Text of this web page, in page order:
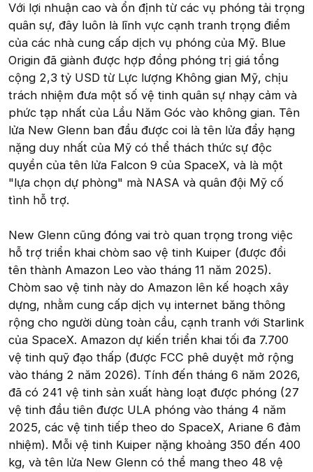
Với lợi nhuận cao và ổn định từ các vụ phóng tải trọng
quân sự, đây luôn là lĩnh vực cạnh tranh trọng điểm
của các nhà cung cấp dịch vụ phóng của Mỹ. Blue
Origin đã giành được hợp đồng phóng trị giá tổng
cộng 2,3 tỷ USD từ Lực lượng Không gian Mỹ, chịu
trách nhiệm đưa một số vệ tinh quân sự nhạy cảm và
phức tạp nhất của Lầu Năm Góc vào không gian. Tên
lửa New Glenn ban đầu được coi là tên lửa đẩy hạng
nặng duy nhất của Mỹ có thể thách thức sự độc
quyền của tên lửa Falcon 9 của SpaceX, và là một
"lựa chọn dự phòng" mà NASA và quân đội Mỹ cố
tình hỗ trợ.
New Glenn cũng đóng vai trò quan trọng trong việc
hỗ trợ triển khai chòm sao vệ tinh Kuiper (được đổi
tên thành Amazon Leo vào tháng 11 năm 2025).
Chòm sao vệ tinh này do Amazon lên kế hoạch xây
dựng, nhằm cung cấp dịch vụ internet băng thông
rộng cho người dùng toàn cầu, cạnh tranh với Starlink
của SpaceX. Amazon dự kiến triển khai tối đa 7.700
vệ tinh quỹ đạo thấp (được FCC phê duyệt mở rộng
vào tháng 2 năm 2026). Tính đến tháng 6 năm 2026,
đã có 241 vệ tinh sản xuất hàng loạt được phóng (27
vệ tinh đầu tiên được ULA phóng vào tháng 4 năm
2025, các vệ tinh tiếp theo do SpaceX, Ariane 6 đảm
nhiệm). Mỗi vệ tinh Kuiper nặng khoảng 350 đến 400
kg, và tên lửa New Glenn có thể mang theo 48 vệ